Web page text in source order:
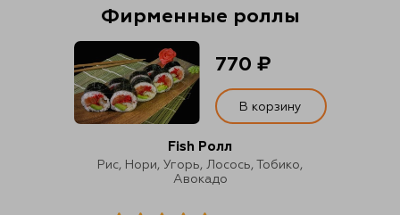
Фирменные роллы
Fish Ролл
Рис, Нори, Угорь, Лосось, Тобико,
Авокадо
770 ₽
В корзину